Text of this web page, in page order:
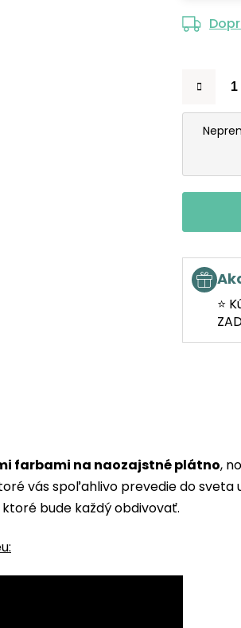
⭐
farbami na naozajstné plátno,
vás spoľahlivo prevedie do sveta
bude každý obdivovať.